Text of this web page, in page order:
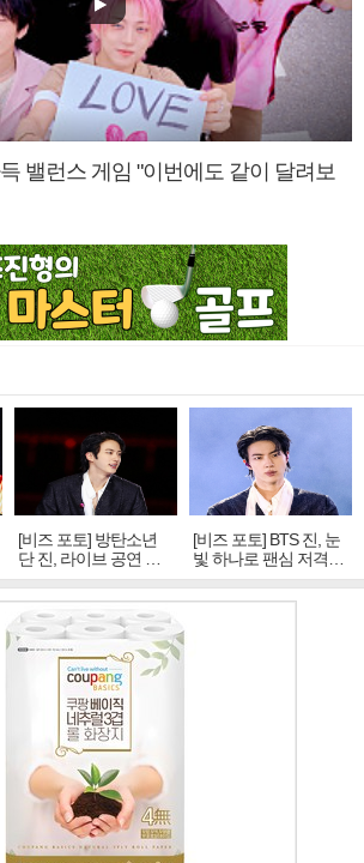
밸런스 게임 "이번에도 같이 달려보
[비즈 포토] 방탄소년
단 진, 라이브 공연 중
빛나는 독보적 아우라
[비즈 포토] BTS 진, 눈
빛 하나로 팬심 저격…
독보적 카리스마